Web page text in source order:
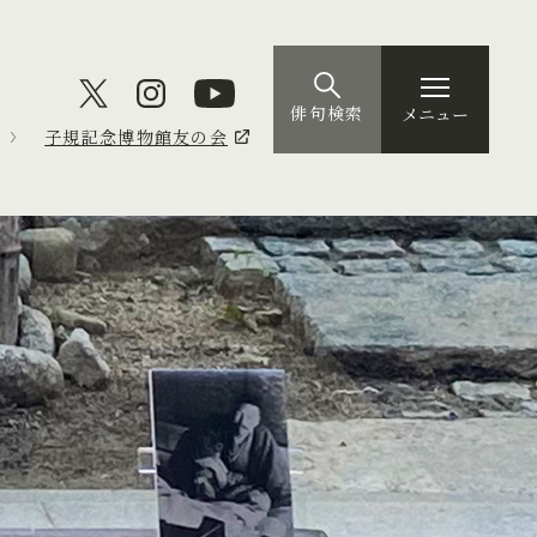
子規記念博物館友の会
俳句検索 メニュー